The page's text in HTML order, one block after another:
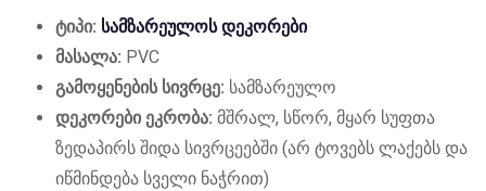
ტიპი: სამზარეულოს დეკორები
მასალა: PVC
გამოყენების სივრცე: სამზარეულო
დეკორები ეკრობა: მშრალ, სწორ, მყარ სუფთა
ზედაპირს შიდა სივრცეებში (არ ტოვებს ლაქებს და
იწმინდება სველი ნაჭრით)